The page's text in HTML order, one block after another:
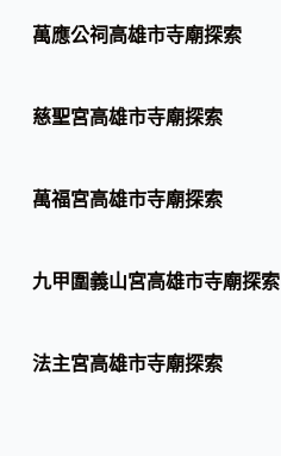
萬應公祠高雄市寺廟探索
慈聖宮高雄市寺廟探索
萬福宮高雄市寺廟探索
九甲圍義山宮高雄市寺廟探索
法主宮高雄市寺廟探索